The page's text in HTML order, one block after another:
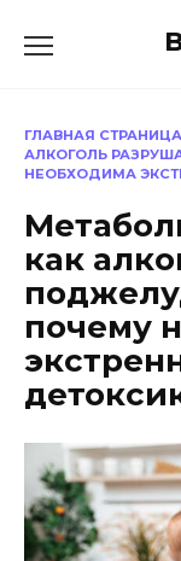
ГЛАВНАЯ СТРАНИЦА
АЛКОГОЛЬ
НЕОБХОДИМА
как
почему